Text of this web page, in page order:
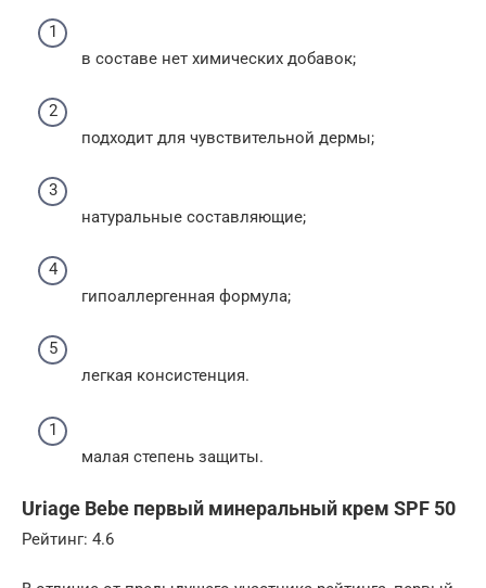
в составе нет химических добавок;
подходит для чувствительной дермы;
натуральные составляющие;
гипоаллергенная формула;
легкая консистенция.
малая степень защиты.
Uriage Bebe первый минеральный крем SPF 50
Рейтинг: 4.6